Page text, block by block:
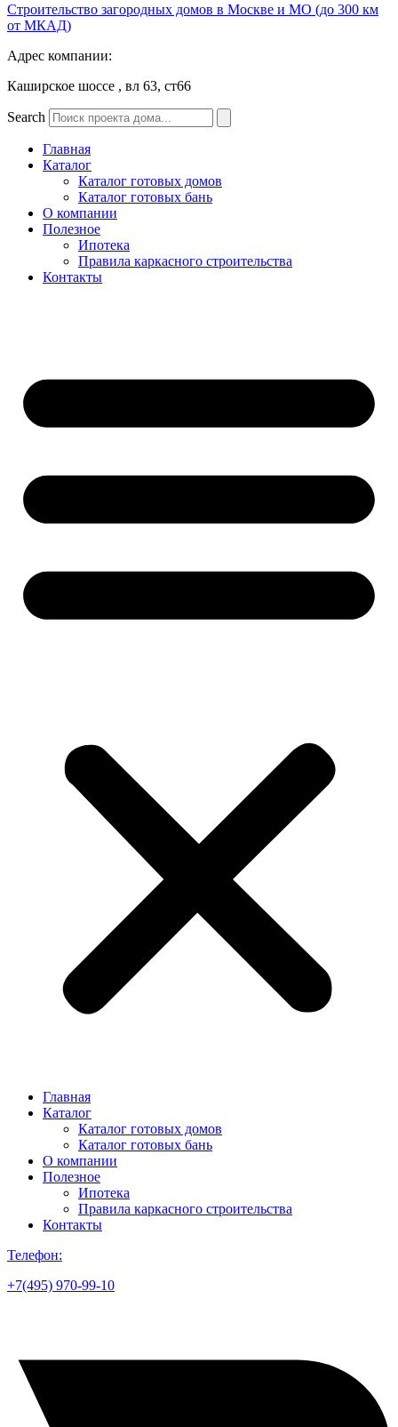
Строительство загородных домов в Москве и МО (до 300 км
от МКАД)
Адрес компании:
Каширское шоссе , вл 63, ст66
Search
Главная
Каталог
Каталог готовых домов
Каталог готовых бань
О компании
Полезное
Ипотека
Правила каркасного строительства
Контакты
Главная
Каталог
Каталог готовых домов
Каталог готовых бань
О компании
Полезное
Ипотека
Правила каркасного строительства
Контакты
Телефон:
+7(495) 970-99-10